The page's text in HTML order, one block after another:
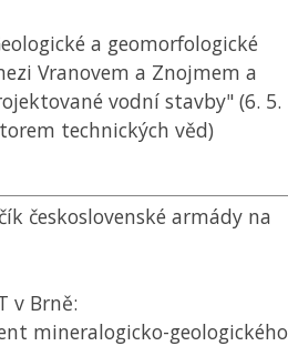
a geomorfologické
Vranovem a Znojmem a
vodní stavby" (6. 5.
technických věd)
československé armády na
v Brně:
mineralogicko-geologického